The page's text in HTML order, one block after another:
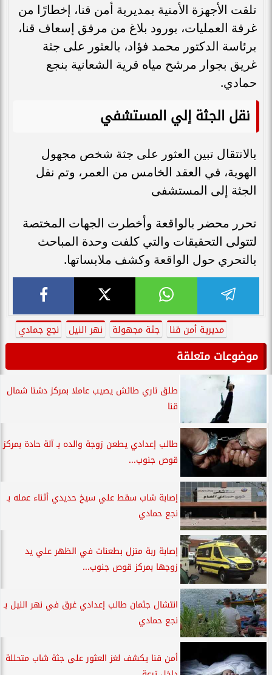
تلقت الأجهزة الأمنية بمديرية أمن قنا، إخطارًا من
غرفة العمليات، بورود بلاغ من مرفق إسعاف قنا،
برئاسة الدكتور محمد فؤاد، بالعثور على جثة
غريق بجوار مرشح مياه قرية الشعانية بنجع
حمادي.
نقل الجثة إلي المستشفي
بالانتقال تبين العثور على جثة شخص مجهول
الهوية، في العقد الخامس من العمر، وتم نقل
الجثة إلى المستشفى
تحرر محضر بالواقعة وأخطرت الجهات المختصة
لتتولى التحقيقات والتي كلفت وحدة المباحث
بالتحري حول الواقعة وكشف ملابساتها.
مديرية أمن قنا جثة مجهولة نهر النيل نجع جمادي
موضوعات متعلقة
طلق ناري طائش يصيب عاملا بمركز دشنا شمال
قنا
طالب إعدادي يطعن زوجة والده بـ آلة حادة بمركز
قوص جنوب...
إصابة شاب سقط علي سيخ حديدي أثناء عمله بـ
نجع حمادي
إصابة ربة منزل بطعنات في الظهر علي يد
زوجها بمركز قوص جنوب...
انتشال جثمان طالب إعدادي غرق في نهر النيل بـ
نجع حمادي
أمن قنا يكشف لغز العثور على جثة شاب متحللة